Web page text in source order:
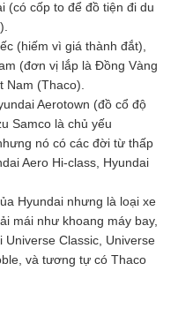
(có cốp to để đồ tiện đi du
(hiếm vì giá thành đắt),
(đơn vị lắp là Đồng Vàng
Nam (Thaco).
Aerotown (đồ cổ độ
Samco là chủ yếu
nó có các đời từ thấp
Aero Hi-class, Hyundai
Hyundai nhưng là loại xe
mái như khoang máy bay,
Classic, Universe
và tương tự có Thaco